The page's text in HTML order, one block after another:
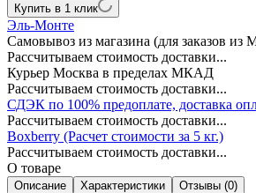
Купить в 1 клик
Эль-Монте
Самовывоз из магазина (для заказов
Рассчитываем стоимость доставки...
Курьер Москва в пределах МКАД
Рассчитываем стоимость доставки...
СДЭК по 100% предоплате, доставка
Рассчитываем стоимость доставки...
Boxberry (Расчет стоимости за 5 кг.)
Рассчитываем стоимость доставки...
О товаре
Описание Характеристики Отзывы (0)